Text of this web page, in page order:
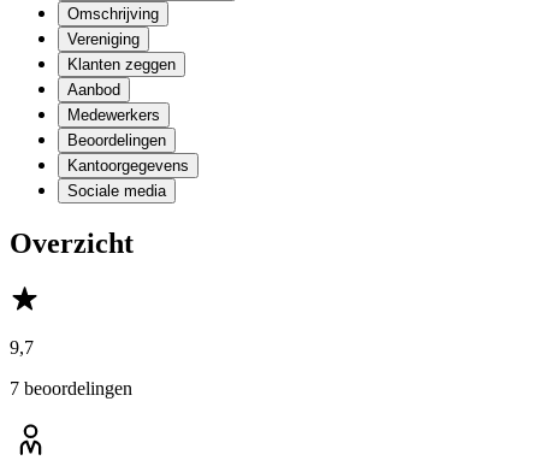
Omschrijving
Vereniging
Klanten zeggen
Aanbod
Medewerkers
Beoordelingen
Kantoorgegevens
Sociale media
Overzicht
9,7
7 beoordelingen